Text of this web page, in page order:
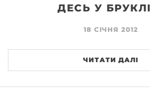
ДЕСЬ У
18 СІЧНЯ 2012
ЧИТАТИ ДАЛІ